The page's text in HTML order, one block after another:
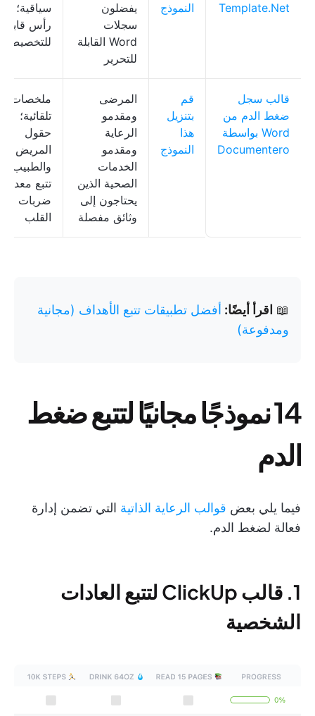
Template.Net النموذج
يفضلون
سجلات
Word القابلة
للتحرير
سياقية؛
رأس قابل
للتخصيص
قالب سجل
ضغط الدم من
Word بواسطة
Documentero
قم
بتنزيل
هذا
النموذج
المرضى
ومقدمو
الرعاية
ومقدمو
الخدمات
الصحية الذين
يحتاجون إلى
وثائق مفصلة
ملخصات
تلقائية؛
حقول
المريض
والطبيب؛
تتبع معدل
ضربات
القلب
📖 اقرأ أيضًا: أفضل تطبيقات تتبع الأهداف (مجانية
ومدفوعة)
14 نموذجًا مجانيًا لتتبع ضغط
الدم
فيما يلي بعض قوالب الرعاية الذاتية التي تضمن إدارة
فعالة لضغط الدم.
1. قالب ClickUp لتتبع العادات
الشخصية